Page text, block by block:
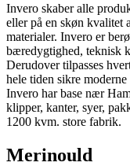
Invero skaber alle
eller på en skøn kvalitet
materialer. Invero er
bæredygtighed, teknisk
Derudover tilpasses
hele tiden sikre
Invero har base nær
klipper, kanter, syer,
1200 kvm. store fabrik.
Merinould